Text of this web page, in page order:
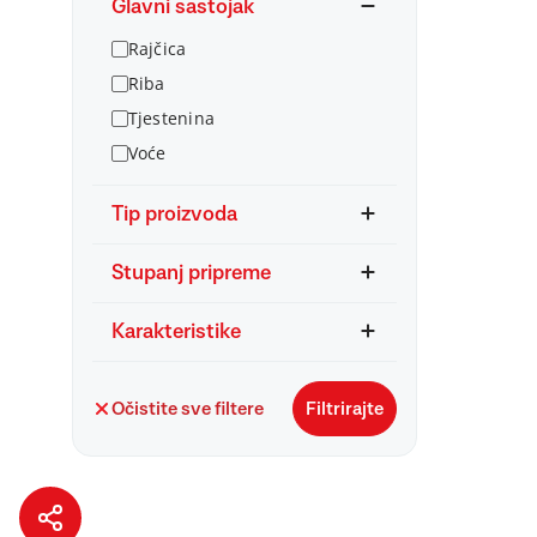
Glavni sastojak
Rajčica
Riba
Tjestenina
Voće
Tip proizvoda
Stupanj pripreme
Karakteristike
Očistite sve filtere Filtrirajte